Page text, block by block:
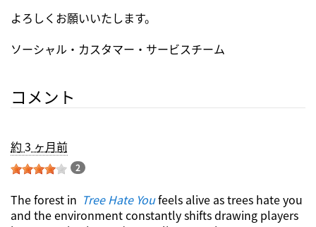
よろしくお願いいたします。
ソーシャル・カスタマー・サービスチーム
コメント
約 3 ヶ月前
2
The forest in Tree Hate Youfeels alive as trees hate you
and the environment constantly shifts drawing players